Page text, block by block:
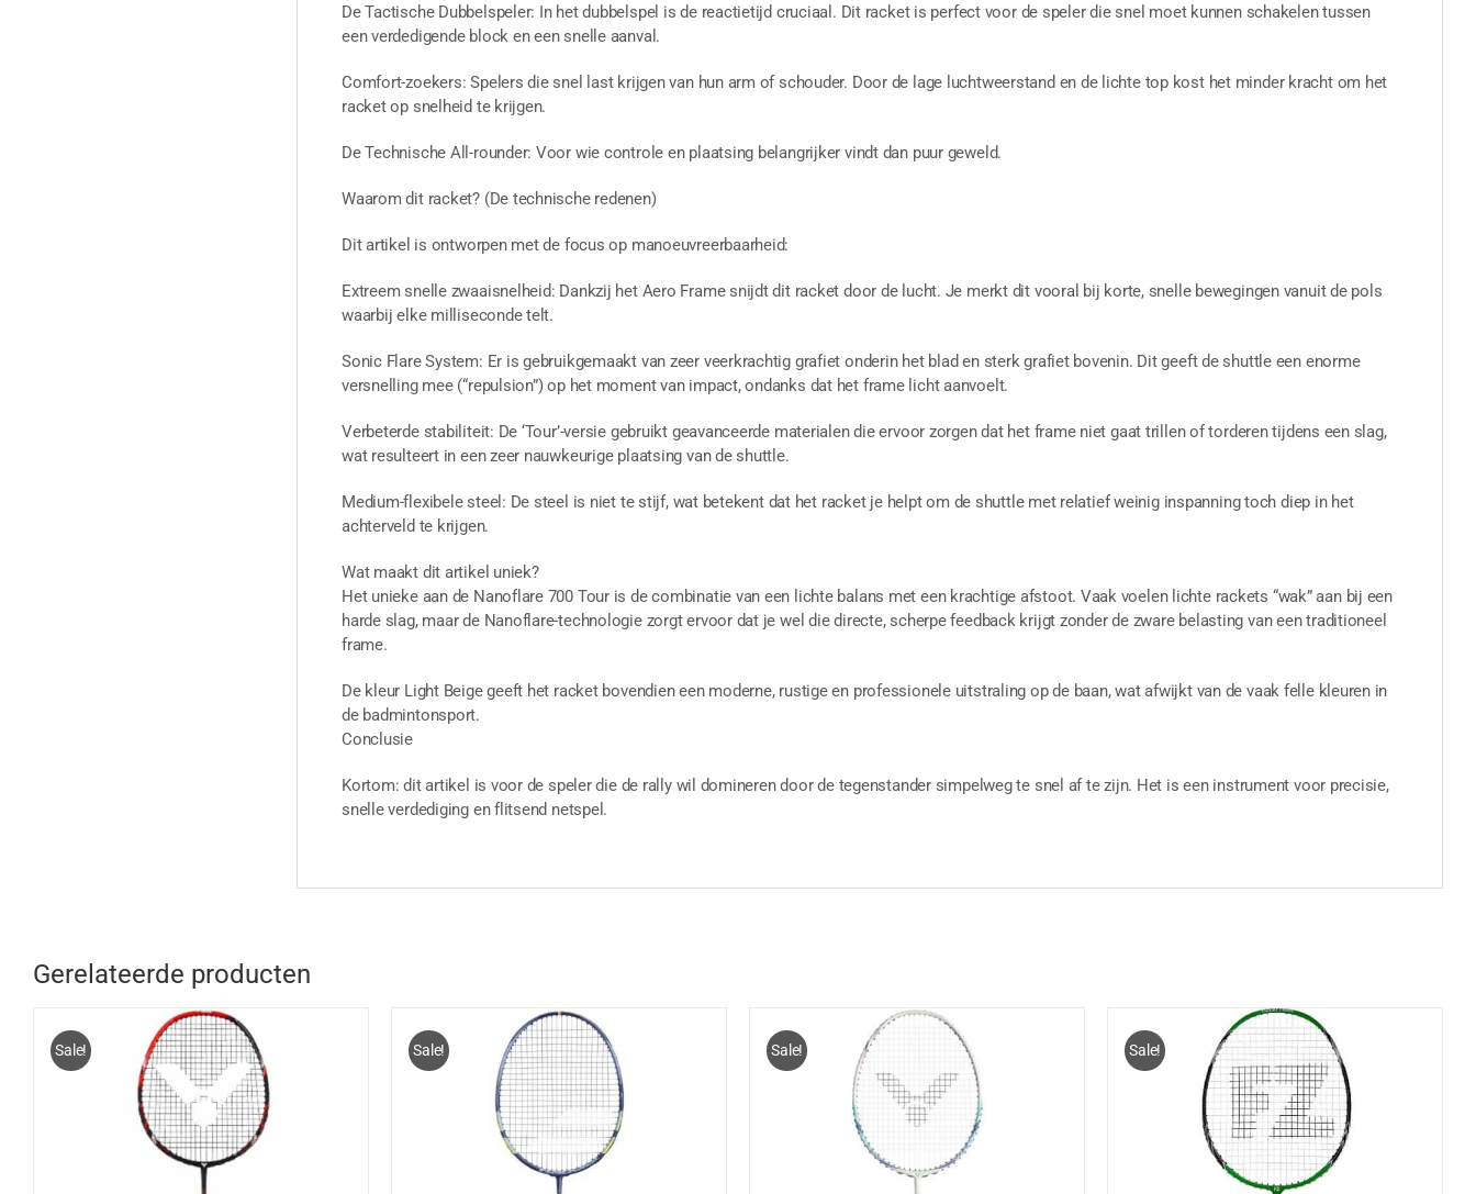
De Tactische Dubbelspeler: In het dubbelspel is de reactietijd cruciaal. Dit racket is perfect voor de speler die snel moet kunnen schakelen tussen
een verdedigende block en een snelle aanval.
Comfort-zoekers: Spelers die snel last krijgen van hun arm of schouder. Door de lage luchtweerstand en de lichte top kost het minder kracht om het
racket op snelheid te krijgen.
De Technische All-rounder: Voor wie controle en plaatsing belangrijker vindt dan puur geweld.
Waarom dit racket? (De technische redenen)
Dit artikel is ontworpen met de focus op manoeuvreerbaarheid:
Extreem snelle zwaaisnelheid: Dankzij het Aero Frame snijdt dit racket door de lucht. Je merkt dit vooral bij korte, snelle bewegingen vanuit de pols
waarbij elke milliseconde telt.
Sonic Flare System: Er is gebruikgemaakt van zeer veerkrachtig grafiet onderin het blad en sterk grafiet bovenin. Dit geeft de shuttle een enorme
versnelling mee (“repulsion”) op het moment van impact, ondanks dat het frame licht aanvoelt.
Verbeterde stabiliteit: De ‘Tour’-versie gebruikt geavanceerde materialen die ervoor zorgen dat het frame niet gaat trillen of torderen tijdens een slag,
wat resulteert in een zeer nauwkeurige plaatsing van de shuttle.
Medium-flexibele steel: De steel is niet te stijf, wat betekent dat het racket je helpt om de shuttle met relatief weinig inspanning toch diep in het
achterveld te krijgen.
Wat maakt dit artikel uniek?
Het unieke aan de Nanoflare 700 Tour is de combinatie van een lichte balans met een krachtige afstoot. Vaak voelen lichte rackets “wak” aan bij een
harde slag, maar de Nanoflare-technologie zorgt ervoor dat je wel die directe, scherpe feedback krijgt zonder de zware belasting van een traditioneel
frame.
De kleur Light Beige geeft het racket bovendien een moderne, rustige en professionele uitstraling op de baan, wat afwijkt van de vaak felle kleuren in
de badmintonsport.
Conclusie
Kortom: dit artikel is voor de speler die de rally wil domineren door de tegenstander simpelweg te snel af te zijn. Het is een instrument voor precisie,
snelle verdediging en flitsend netspel.
Gerelateerde producten
Sale! Sale! Sale! Sale!